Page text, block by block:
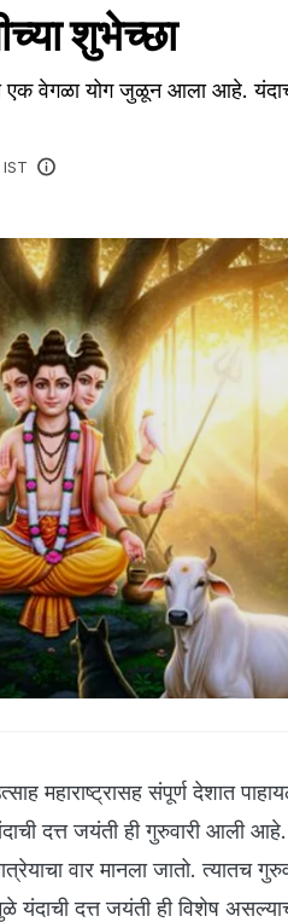
शुभेच्छा
वेगळा योग जुळून आला आहे.
महाराष्ट्रासह संपूर्ण देशात
दत्त जयंती ही गुरुवारी आली आहे.
वार मानला जातो. त्यातच
यंदाची दत्त जयंती ही विशेष